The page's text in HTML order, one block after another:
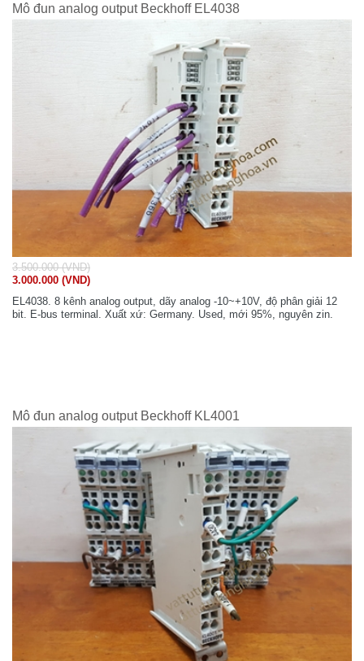
Mô đun analog output Beckhoff EL4038
3.500.000 (VND)
3.000.000 (VND)
EL4038. 8 kênh analog output, dãy analog -10~+10V, độ phân giải 12
bit. E-bus terminal. Xuất xứ: Germany. Used, mới 95%, nguyên zin.
Mô đun analog output Beckhoff KL4001